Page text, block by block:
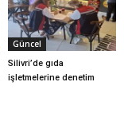
Güncel
Silivri’de gıda
işletmelerine denetim